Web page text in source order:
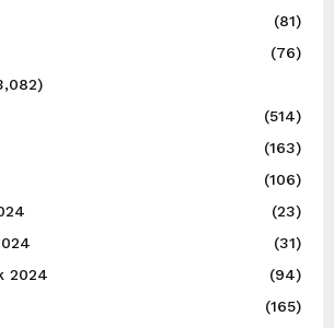
(81)
(76)
(514)
(163)
(106)
(23)
(31)
2024
(94)
(165)